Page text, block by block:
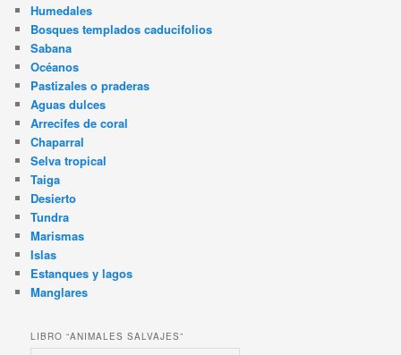
Humedales
Bosques templados caducifolios
Sabana
Océanos
Pastizales o praderas
Aguas dulces
Arrecifes de coral
Chaparral
Selva tropical
Taiga
Desierto
Tundra
Marismas
Islas
Estanques y lagos
Manglares
LIBRO “ANIMALES SALVAJES”